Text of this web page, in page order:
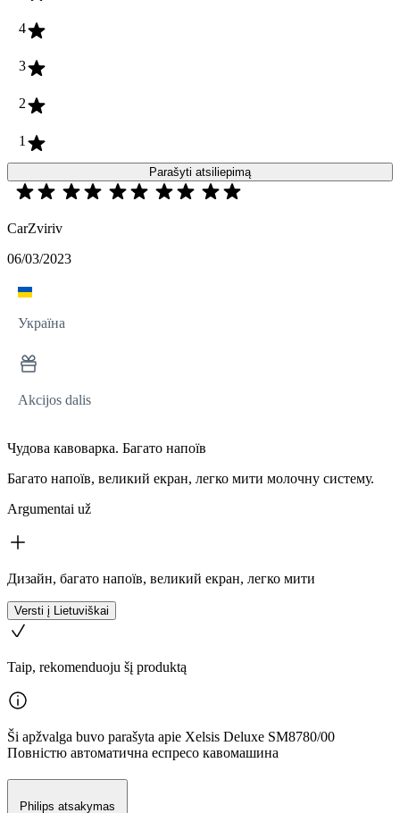
4
3
2
1
Parašyti atsiliepimą
CarZviriv
06/03/2023
Україна
Akcijos dalis
Чудова кавоварка. Багато напоїв
Багато напоїв, великий екран, легко мити молочну систему.
Argumentai už
Дизайн, багато напоїв, великий екран, легко мити
Versti į Lietuviškai
Taip, rekomenduoju šį produktą
Ši apžvalga buvo parašyta apie Xelsis Deluxe SM8780/00
Повністю автоматична еспресо кавомашина
Philips atsakymas